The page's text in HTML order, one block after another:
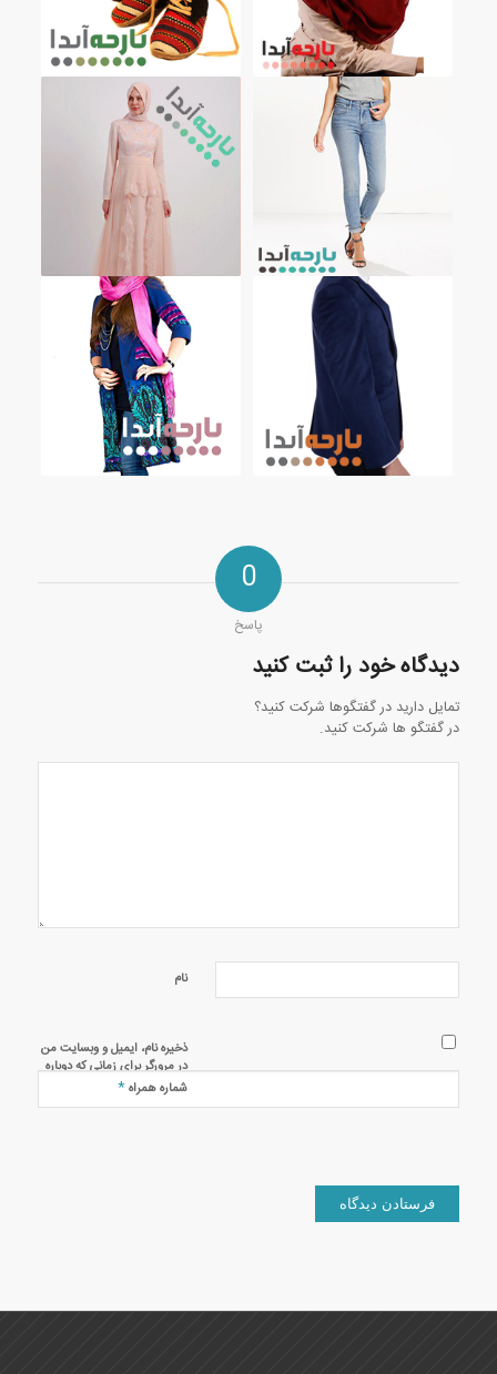
0
پاسخ
دیدگاه خود را ثبت کنید
تمایل دارید در گفتگوها شرکت کنید؟
در گفتگو ها شرکت کنید.
نام
ذخیره نام، ایمیل و وبسایت من
در مرورگر برای زمانی که دوباره
دیدگاهی می‌نویسم.
شماره همراه*